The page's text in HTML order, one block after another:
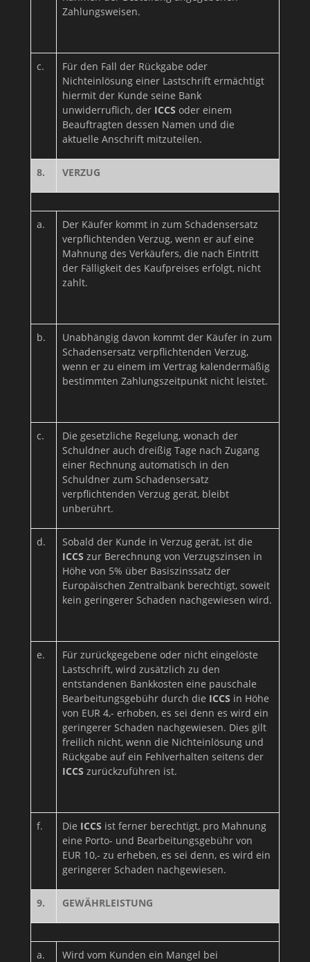
Zahlungsweisen.
c.
Für den Fall der Rückgabe oder
Nichteinlösung einer Lastschrift ermächtigt
hiermit der Kunde seine Bank
unwiderruflich, der ICCS oder einem
Beauftragten dessen Namen und die
aktuelle Anschrift mitzuteilen.
8. VERZUG
a.
Der Käufer kommt in zum Schadensersatz
verpflichtenden Verzug, wenn er auf eine
Mahnung des Verkäufers, die nach Eintritt
der Fälligkeit des Kaufpreises erfolgt, nicht
zahlt.
b.
Unabhängig davon kommt der Käufer in zum
Schadensersatz verpflichtenden Verzug,
wenn er zu einem im Vertrag kalendermäßig
bestimmten Zahlungszeitpunkt nicht leistet.
c.
Die gesetzliche Regelung, wonach der
Schuldner auch dreißig Tage nach Zugang
einer Rechnung automatisch in den
Schuldner zum Schadensersatz
verpflichtenden Verzug gerät, bleibt
unberührt.
d.
Sobald der Kunde in Verzug gerät, ist die
ICCS zur Berechnung von Verzugszinsen in
Höhe von 5% über Basiszinssatz der
Europäischen Zentralbank berechtigt, soweit
kein geringerer Schaden nachgewiesen wird.
e.
Für zurückgegebene oder nicht eingelöste
Lastschrift, wird zusätzlich zu den
entstandenen Bankkosten eine pauschale
Bearbeitungsgebühr durch die ICCS in Höhe
von EUR 4,- erhoben, es sei denn es wird ein
geringerer Schaden nachgewiesen. Dies gilt
freilich nicht, wenn die Nichteinlösung und
Rückgabe auf ein Fehlverhalten seitens der
ICCS zurückzuführen ist.
f. Die ICCS ist ferner berechtigt, pro Mahnung
eine Porto- und Bearbeitungsgebühr von
EUR 10,- zu erheben, es sei denn, es wird ein
geringerer Schaden nachgewiesen.
9. GEWÄHRLEISTUNG
a.
Wird vom Kunden ein Mangel bei